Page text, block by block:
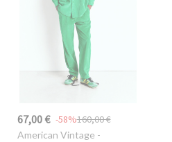
67,00 € 160,00 €
-58%
American Vintage -